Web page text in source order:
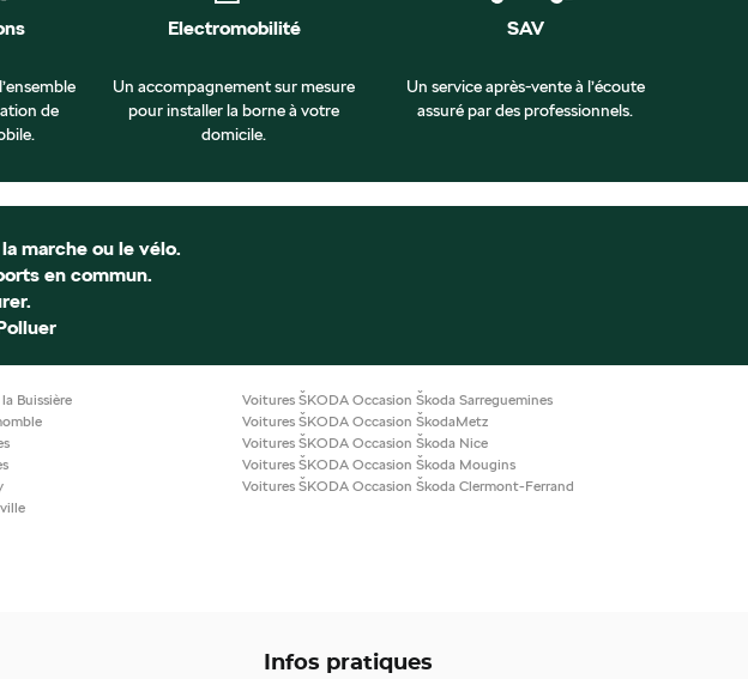
de
Electromobilité
Un accompagnement sur mesure
pour installer la borne à votre
domicile.
SAV
Un service après-vente à l’écoute
assuré par des professionnels.
marche ou le vélo.
en commun.
Buissière
Voitures ŠKODA Occasion Škoda Sarreguemines
Voitures ŠKODA Occasion ŠkodaMetz
Voitures ŠKODA Occasion Škoda Nice
Voitures ŠKODA Occasion Škoda Mougins
Voitures ŠKODA Occasion Škoda Clermont-Ferrand
Infos pratiques